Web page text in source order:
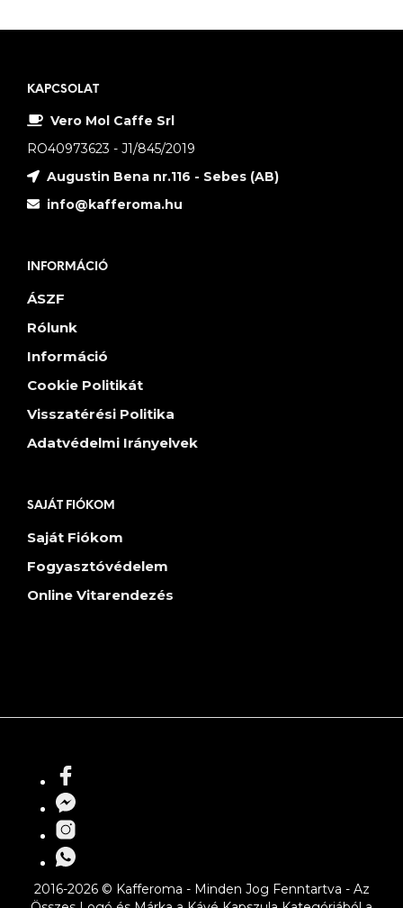
KAPCSOLAT
Vero Mol Caffe Srl
RO40973623 - J1/845/2019
Augustin Bena nr.116 - Sebes (AB)
info@kafferoma.hu
INFORMÁCIÓ
ÁSZF
Rólunk
Információ
Cookie Politikát
Visszatérési Politika
Adatvédelmi Irányelvek
SAJÁT FIÓKOM
Saját Fiókom
Fogyasztóvédelem
Online Vitarendezés
2016-2026 © Kafferoma - Minden Jog Fenntartva - Az